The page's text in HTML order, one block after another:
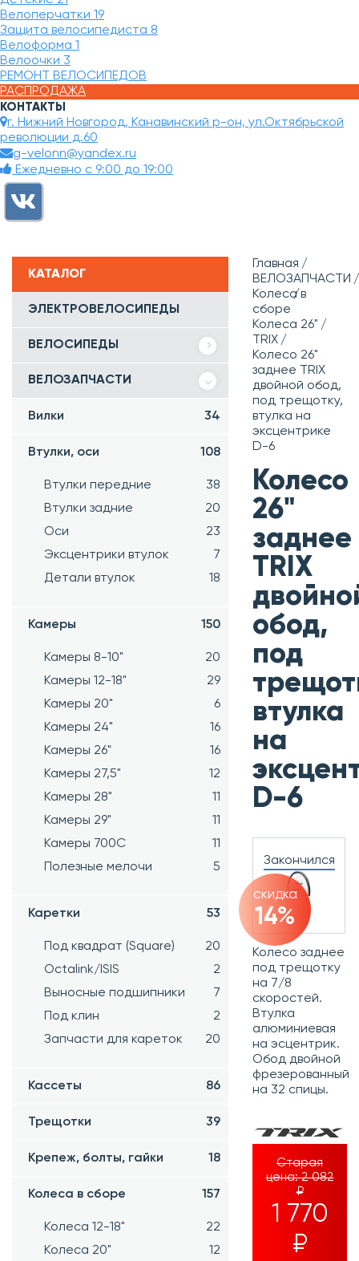
Велоперчатки 19
Защита велосипедиста 8
Велоформа 1
Велоочки 3
РЕМОНТ ВЕЛОСИПЕДОВ
РАСПРОДАЖА
КОНТАКТЫ
г. Нижний Новгород, Канавинский р-он, ул.Октябрьской
революции д.60
g-velonn@yandex.ru
Ежедневно с 9:00 до 19:00
КАТАЛОГ
ЭЛЕКТРОВЕЛОСИПЕДЫ
ВЕЛОСИПЕДЫ
ВЕЛОЗАПЧАСТИ
Вилки 34
Втулки, оси 108
Втулки передние
38
Втулки задние
20
Оси
23
Эксцентрики втулок
7
Детали втулок
18
Камеры 150
Камеры 8-10"
20
Камеры 12-18"
29
Камеры 20"
6
Камеры 24"
16
Камеры 26"
16
Камеры 27,5"
12
Камеры 28"
11
Камеры 29"
11
Камеры 700C
11
Полезные мелочи
5
Каретки 53
Под квадрат (Square)
20
Octalink/ISIS
2
Выносные подшипники
7
Под клин
2
Запчасти для кареток
20
Кассеты 86
Трещотки 39
Крепеж, болты, гайки 18
Колеса в сборе 157
Колеса 12-18"
22
Колеса 20"
12
Главная
ВЕЛОЗАПЧАСТИ
Колеса в
сборе
Колеса 26"
TRIX
Колесо 26"
заднее TRIX
двойной обод,
под трещотку,
втулка на
эксцентрике
D-6
Колесо
26"
заднее
TRIX
обод,
под
втулка
на
D-6
Закончился
скидка
14%
Колесо заднее
под трещотку
на 7/8
скоростей.
Втулка
алюминиевая
на эсцентрик.
Обод двойной
фрезерованный
на 32 спицы.
Старая
цена:2 082
₽
1 770
₽